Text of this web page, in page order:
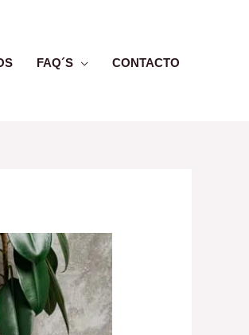
FAQ´S CONTACTO